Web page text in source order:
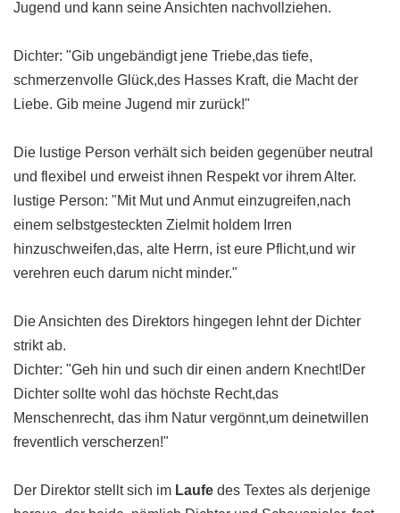
Jugend und kann seine Ansichten nachvollziehen.
Dichter: "Gib ungebändigt jene Triebe,das tiefe,
schmerzenvolle Glück,des Hasses Kraft, die Macht der
Liebe. Gib meine Jugend mir zurück!"
Die lustige Person verhält sich beiden gegenüber neutral
und flexibel und erweist ihnen Respekt vor ihrem Alter.
lustige Person: "Mit Mut und Anmut einzugreifen,nach
einem selbstgesteckten Zielmit holdem Irren
hinzuschweifen,das, alte Herrn, ist eure Pflicht,und wir
verehren euch darum nicht minder."
Die Ansichten des Direktors hingegen lehnt der Dichter
strikt ab.
Dichter: "Geh hin und such dir einen andern Knecht!Der
Dichter sollte wohl das höchste Recht,das
Menschenrecht, das ihm Natur vergönnt,um deinetwillen
freventlich verscherzen!"
Der Direktor stellt sich im Laufe des Textes als derjenige